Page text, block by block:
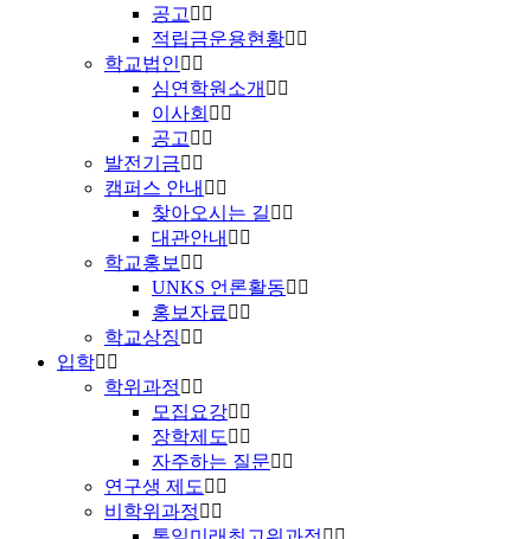
공고
적립금운용현황
학교법인
심연학원소개
이사회
공고
발전기금
캠퍼스 안내
찾아오시는 길
대관안내
학교홍보
UNKS 언론활동
홍보자료
학교상징
입학
학위과정
모집요강
장학제도
자주하는 질문
연구생 제도
비학위과정